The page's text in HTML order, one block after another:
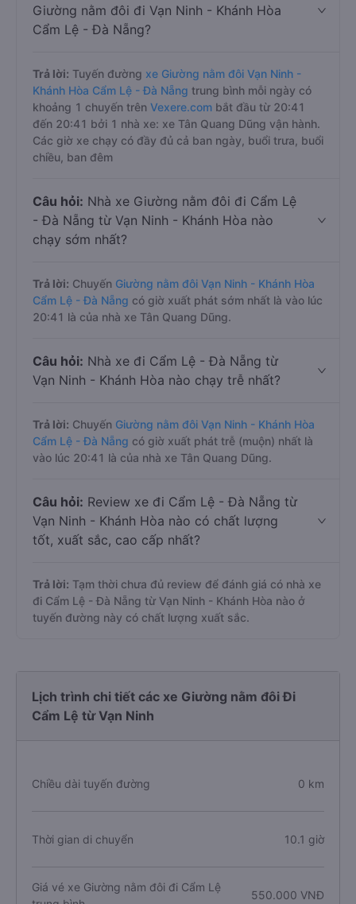
Giường nằm đôi đi Vạn Ninh - Khánh Hòa
Cẩm Lệ - Đà Nẵng?
Trả lời: Tuyến đường xe Giường nằm đôi Vạn Ninh -
Khánh Hòa Cẩm Lệ - Đà Nẵng trung bình mỗi ngày có
khoảng 1 chuyến trên Vexere.com bắt đầu từ 20:41
đến 20:41 bởi 1 nhà xe: xe Tân Quang Dũng vận hành.
Các giờ xe chạy có đầy đủ cả ban ngày, buổi trưa, buổi
chiều, ban đêm
Câu hỏi: Nhà xe Giường nằm đôi đi Cẩm Lệ
- Đà Nẵng từ Vạn Ninh - Khánh Hòa nào
chạy sớm nhất?
Trả lời: Chuyến Giường nằm đôi Vạn Ninh - Khánh Hòa
Cẩm Lệ - Đà Nẵng có giờ xuất phát sớm nhất là vào lúc
20:41 là của nhà xe Tân Quang Dũng.
Câu hỏi: Nhà xe đi Cẩm Lệ - Đà Nẵng từ
Vạn Ninh - Khánh Hòa nào chạy trễ nhất?
Trả lời: Chuyến Giường nằm đôi Vạn Ninh - Khánh Hòa
Cẩm Lệ - Đà Nẵng có giờ xuất phát trễ (muộn) nhất là
vào lúc 20:41 là của nhà xe Tân Quang Dũng.
Câu hỏi: Review xe đi Cẩm Lệ - Đà Nẵng từ
Vạn Ninh - Khánh Hòa nào có chất lượng
tốt, xuất sắc, cao cấp nhất?
Trả lời: Tạm thời chưa đủ review để đánh giá có nhà xe
đi Cẩm Lệ - Đà Nẵng từ Vạn Ninh - Khánh Hòa nào ở
tuyến đường này có chất lượng xuất sắc.
Lịch trình chi tiết các xe Giường nằm đôi Đi
Cẩm Lệ từ Vạn Ninh
Chiều dài tuyến đường 0 km
Thời gian di chuyển 10.1 giờ
Giá vé xe Giường nằm đôi đi Cẩm Lệ
550.000 VNĐ